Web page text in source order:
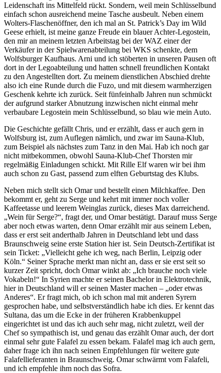
Leidenschaft ins Mittelfeld rückt. Sondern, weil mein Schlüsselbund
einfach schon ausreichend meine Tasche ausbeult. Neben einem
Wolters-Flaschenöffner, den ich mal an St. Patrick’s Day im Wild
Geese erhielt, ist meine ganze Freude ein blauer Achter-Legostein,
den mir an meinem letzten Arbeitstag bei der WAZ einer der
Verkäufer in der Spielwarenabteilung bei WKS schenkte, dem
Wolfsburger Kaufhaus. Arni und ich stöberten in unseren Pausen oft
dort in der Legoabteilung und hatten schnell freundlichen Kontakt
zu den Angestellten dort. Zu meinem dienstlichen Abschied drehte
also ich eine Runde durch die Fuzo, und mit diesem warmherzigen
Geschenk kehrte ich zurück. Seit fünfeinhalb Jahren nun schmückt
der aufgrund starker Abnutzung inzwischen nicht einmal mehr
verbaubare Legostein mein Schlüsselbund, so blau wie mein Auto.
Die Geschichte gefällt Chris, und er erzählt, dass er auch gern in
Wolfsburg ist, zum Auflegen nämlich, und zwar im Sauna-Klub,
zum Beispiel als nächstes zum Tanz in den Mai. Hab ich noch gar
nicht mitbekommen, obwohl Sauna-Klub-Chef Thorsten mir
regelmäßig Einladungen schickt. Mit Rille Elf waren wir bei ihm
auch schon zu Gast, passend zum elften Geburtstag des Klubs.
Neben mich stellt sich Omar und bestellt einen Milchkaffee. Den
bekommt er, geht zu Serge und kehrt mit immer noch voller
Kaffeetasse und leerem Weinglas zurück, dieses Max darreichend.
„Wein für Serge?“, fragt der, und Omar bestätigt. Darauf muss Serge
aber noch etwas warten, denn Omar erzählt mir aus seinem Leben,
dass er erst seit anderthalb Jahren in Deutschland lebt und dass
Braunschweig seine erste Station hier ist. Sein Deutsch-Zertifikat ist
sein Ticket: „Vielleicht gehe ich weg, nach Berlin, Leipzig oder
Köln.“ Seiner Sprache merkt man nicht an, dass er sie erst seit so
kurzer Zeit spricht, doch Omar winkt ab: „Ich brauche noch viele
Vokabeln!“ In Syrien machte er seinen Bachelor in Elektrotechnik,
hier in Deutschland will er seinen Master machen – „oder etwas
Anderes“. Er fragt mich, ob ich schon mal mit anderen Syrern
gesprochen habe, und selbstverständlich habe ich dies. Er kennt das
Sultana, das um die Ecke in der früheren Krabbenkuppel
eingerichtet ist und das ich auch sehr mag, nicht zuletzt, weil der
Chef so sympathisch ist, und genau das erzählt Omar auch, der dort
einmal sehr gute Falafel zu essen bekam. Falafel mag ich auch gern,
daher frage ich ihn nach seinen Empfehlungen für weitere gute
Falafellieferanten in Braunschweig. Omar schwärmt vom Falafeli,
und ich empfehle ihm noch das Sofra.